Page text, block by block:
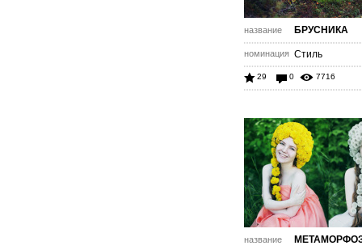
название БРУСНИКА
номинация Стиль
29 0 7716
название